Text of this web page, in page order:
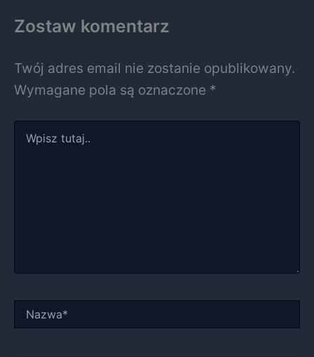
Zostaw komentarz
Twój adres email nie zostanie opublikowany.
Wymagane pola są oznaczone *
tutaj..